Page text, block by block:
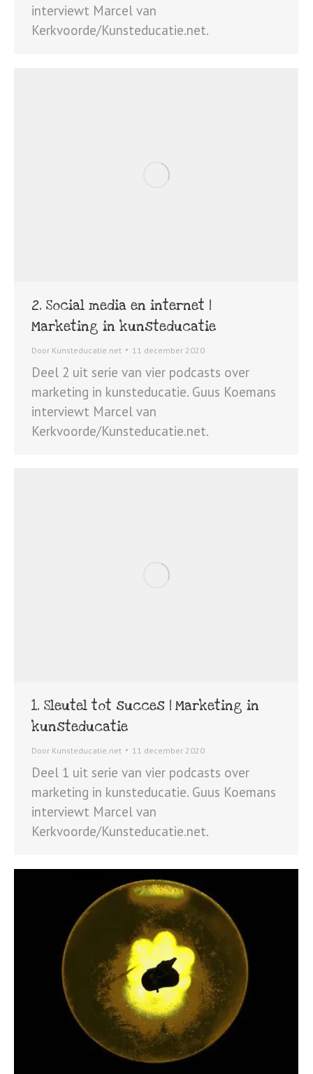
interviewt Marcel van
Kerkvoorde/Kunsteducatie.net.
2. Social media en internet |
Marketing in kunsteducatie
Door Kunsteducatie.net 11 december 2020
Deel 2 uit serie van vier podcasts over
marketing in kunsteducatie. Guus Koemans
interviewt Marcel van
Kerkvoorde/Kunsteducatie.net.
1. Sleutel tot succes | Marketing in
kunsteducatie
Door Kunsteducatie.net 11 december 2020
Deel 1 uit serie van vier podcasts over
marketing in kunsteducatie. Guus Koemans
interviewt Marcel van
Kerkvoorde/Kunsteducatie.net.